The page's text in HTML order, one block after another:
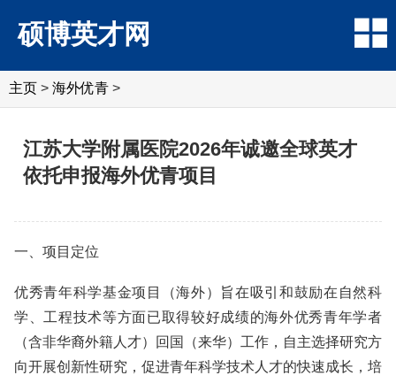
硕博英才网
主页 > 海外优青 >
江苏大学附属医院2026年诚邀全球英才
依托申报海外优青项目
一、项目定位
优秀青年科学基金项目（海外）旨在吸引和鼓励在自然科
学、工程技术等方面已取得较好成绩的海外优秀青年学者
（含非华裔外籍人才）回国（来华）工作，自主选择研究方
向开展创新性研究，促进青年科学技术人才的快速成长，培